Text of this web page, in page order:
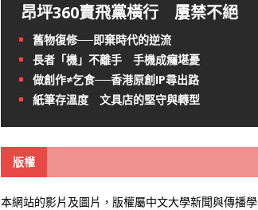
昂坪360賣飛黨橫行 屢禁不絕
舊物復修──即棄時代的逆流
長者「機」不離手 手機成癮堪憂
做創作≠乞食──香港原創IP尋出路
紙筆存溫度 文具店的堅守與轉型
版權
本網站的影片及圖片，版權屬中文大學新聞與傳播學